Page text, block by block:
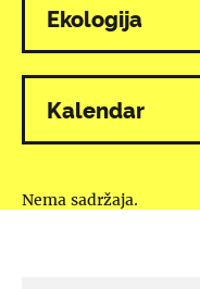
Svi programi
Ekologija
Kalendar
Nema sadržaja.